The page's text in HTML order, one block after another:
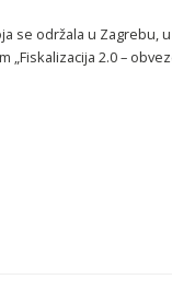
se održala u Zagrebu,
2.0 –